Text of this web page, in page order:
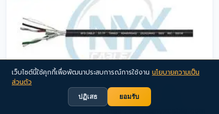
เว็บไซต์นี้ใช้คุกกี้เพื่อพัฒนาประสบการณ์การใช้งาน นโยบายความเป็น
ส่วนตัว
ปฏิเสธ ยอมรับ